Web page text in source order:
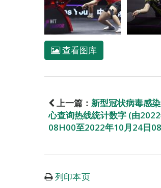
查看图库
上一篇： 新型冠状病毒感
心查询热线统计数字 (由
08H00至2022年10月24日
列印本页